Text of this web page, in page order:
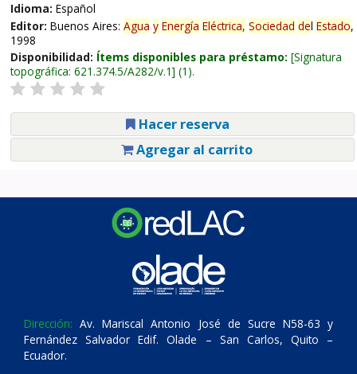
Idioma: Español
Editor: Buenos Aires: Agua y Energía Eléctrica, Sociedad del Estado,
1998
Disponibilidad: Ítems disponibles para préstamo: Signatura
topográfica: 621.374.5/A282/v.1 (1).
Hacer reserva
Agregar al carrito
Dirección: Av. Mariscal Antonio José de Sucre N58-63 y
Fernández Salvador Edif. Olade – San Carlos, Quito –
Ecuador.